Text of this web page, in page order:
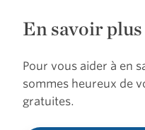
En savoir plus
Pour vous aider à en
sommes heureux de
gratuites.